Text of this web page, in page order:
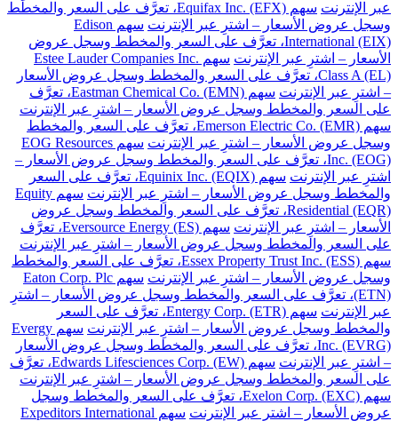
عبر الإنترنت
سهم Equifax Inc. (EFX)، تعرَّف على السعر والمخطط
وسجل عروض الأسعار – اشترِ عبر الإنترنت
سهم Edison
International (EIX)، تعرَّف على السعر والمخطط وسجل عروض
الأسعار – اشترِ عبر الإنترنت
سهم Estee Lauder Companies Inc.
Class A (EL)، تعرَّف على السعر والمخطط وسجل عروض الأسعار
– اشترِ عبر الإنترنت
سهم Eastman Chemical Co. (EMN)، تعرَّف
على السعر والمخطط وسجل عروض الأسعار – اشترِ عبر الإنترنت
سهم Emerson Electric Co. (EMR)، تعرَّف على السعر والمخطط
وسجل عروض الأسعار – اشترِ عبر الإنترنت
سهم EOG Resources
Inc. (EOG)، تعرَّف على السعر والمخطط وسجل عروض الأسعار –
اشترِ عبر الإنترنت
سهم Equinix Inc. (EQIX)، تعرَّف على السعر
والمخطط وسجل عروض الأسعار – اشترِ عبر الإنترنت
سهم Equity
Residential (EQR)، تعرَّف على السعر والمخطط وسجل عروض
الأسعار – اشترِ عبر الإنترنت
سهم Eversource Energy (ES)، تعرَّف
على السعر والمخطط وسجل عروض الأسعار – اشترِ عبر الإنترنت
سهم Essex Property Trust Inc. (ESS)، تعرَّف على السعر والمخطط
وسجل عروض الأسعار – اشترِ عبر الإنترنت
سهم Eaton Corp. Plc
(ETN)، تعرَّف على السعر والمخطط وسجل عروض الأسعار – اشترِ
عبر الإنترنت
سهم Entergy Corp. (ETR)، تعرَّف على السعر
والمخطط وسجل عروض الأسعار – اشترِ عبر الإنترنت
سهم Evergy
Inc. (EVRG)، تعرَّف على السعر والمخطط وسجل عروض الأسعار
– اشترِ عبر الإنترنت
سهم Edwards Lifesciences Corp. (EW)، تعرَّف
على السعر والمخطط وسجل عروض الأسعار – اشترِ عبر الإنترنت
سهم Exelon Corp. (EXC)، تعرَّف على السعر والمخطط وسجل
عروض الأسعار – اشترِ عبر الإنترنت
سهم Expeditors International